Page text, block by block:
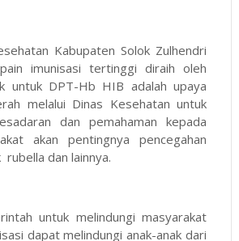
Kabupaten Solok Zulhendri
imunisasi tertinggi diraih oleh
untuk DPT-Hb HIB adalah upaya
melalui Dinas Kesehatan untuk
dan pemahaman kepada
akan pentingnya pencegahan
dan lainnya.
untuk melindungi masyarakat
dapat melindungi anak-anak dari